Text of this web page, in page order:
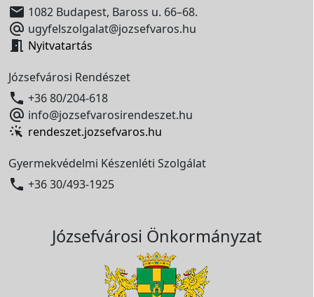
 1082 Budapest, Baross u. 66–68.
 ugyfelszolgalat@jozsefvaros.hu
 Nyitvatartás
Józsefvárosi Rendészet
 +36 80/204-618
 info@jozsefvarosirendeszet.hu
rendeszet.jozsefvaros.hu
Gyermekvédelmi Készenléti Szolgálat
 +36 30/493-1925
Józsefvárosi Önkormányzat